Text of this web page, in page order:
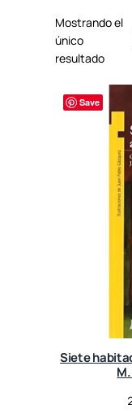
Mostrando el
único
resultado
Save
Siete